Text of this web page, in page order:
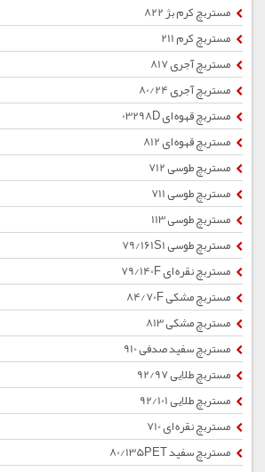
مستربچ کرم بژ 822
مستربچ کرم 211
مستربچ آجری 817
مستربچ آجری 80/24
مستربچ قهوه ای 03298D
مستربچ قهوه ای 812
مستربچ طوسی 712
مستربچ طوسی 711
مستربچ طوسی 113
مستربچ طوسی 79/161S1
مستربچ نقره ای 79/140F
مستربچ مشکی 84/70F
مستربچ مشکی 813
مستربچ سفید صدفی 910
مستربچ طلایی 92/97
مستربچ طلایی 92/101
مستربچ نقره ای 710
مستربچ سفید 80/135PET